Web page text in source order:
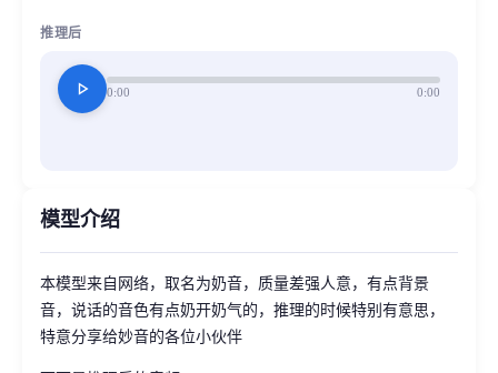
推理后
play_arrow 0:00 0:00
模型介绍
本模型来自网络，取名为奶音，质量差强人意，有点背景
音，说话的音色有点奶开奶气的，推理的时候特别有意思，
特意分享给妙音的各位小伙伴